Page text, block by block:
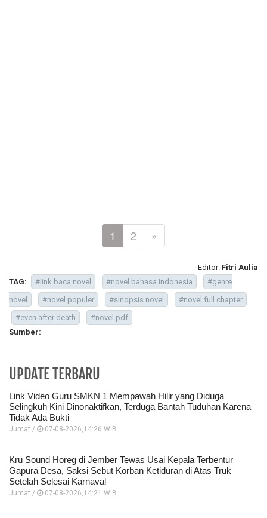
1 2 »
Editor: Fitri Aulia
TAG:
#link baca novel #novel bahasa indonesia
#genre
novel
#novel populer #sinopsis novel
#novel full chapter
#even after death
#novel pdf
Sumber:
UPDATE TERBARU
Link Video Guru SMKN 1 Mempawah Hilir yang Diduga
Selingkuh Kini Dinonaktifkan, Terduga Bantah Tuduhan Karena
Tidak Ada Bukti
Jumat / 07-08-2026,14:26 WIB
Kru Sound Horeg di Jember Tewas Usai Kepala Terbentur
Gapura Desa, Saksi Sebut Korban Ketiduran di Atas Truk
Setelah Selesai Karnaval
Jumat / 07-08-2026,14:21 WIB